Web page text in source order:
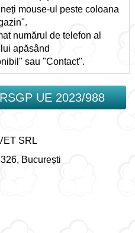
mouse-ul peste coloana
numărul de telefon al
apăsând
sau "Contact".
UE 2023/988
SRL
București